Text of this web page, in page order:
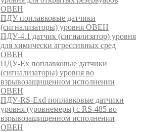
ОВЕН
ПДУ поплавковые датчики
(сигнализаторы) уровня ОВЕН
ПДУ-4.1 датчик (сигнализатор) уровня
для химически агрессивных сред
ОВЕН
ПДУ-Ex поплавковые датчики
(сигнализаторы) уровня во
взрывозащищенном исполнении
ОВЕН
ПДУ-RS-Exd поплавковые датчики
уровня (уровнемеры) с RS-485 во
взрывозащищенном исполнении
ОВЕН